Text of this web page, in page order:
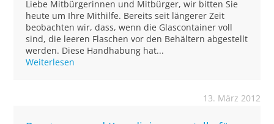
Liebe Mitbürgerinnen und Mitbürger, wir bitten Sie
heute um Ihre Mithilfe. Bereits seit längerer Zeit
beobachten wir, dass, wenn die Glascontainer voll
sind, die leeren Flaschen vor den Behältern abgestellt
werden. Diese Handhabung hat...
Weiterlesen
13. März 2012